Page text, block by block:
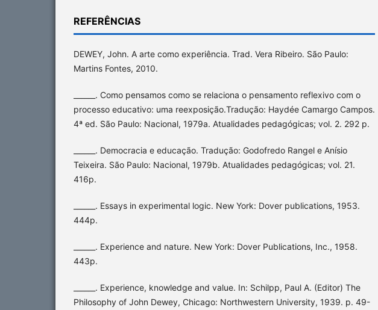
REFERÊNCIAS
DEWEY, John. A arte como experiência. Trad. Vera Ribeiro. São Paulo:
Martins Fontes, 2010.
______. Como pensamos como se relaciona o pensamento reflexivo com o
processo educativo: uma reexposição.Tradução: Haydée Camargo Campos.
4ª ed. São Paulo: Nacional, 1979a. Atualidades pedagógicas; vol. 2. 292 p.
______. Democracia e educação. Tradução: Godofredo Rangel e Anísio
Teixeira. São Paulo: Nacional, 1979b. Atualidades pedagógicas; vol. 21.
416p.
______. Essays in experimental logic. New York: Dover publications, 1953.
444p.
______. Experience and nature. New York: Dover Publications, Inc., 1958.
443p.
______. Experience, knowledge and value. In: Schilpp, Paul A. (Editor) The
Philosophy of John Dewey, Chicago: Northwestern University, 1939. p. 49-